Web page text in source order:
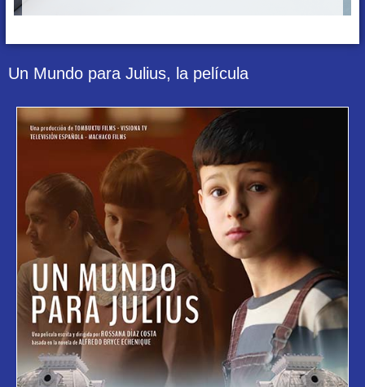
Un Mundo para Julius, la película